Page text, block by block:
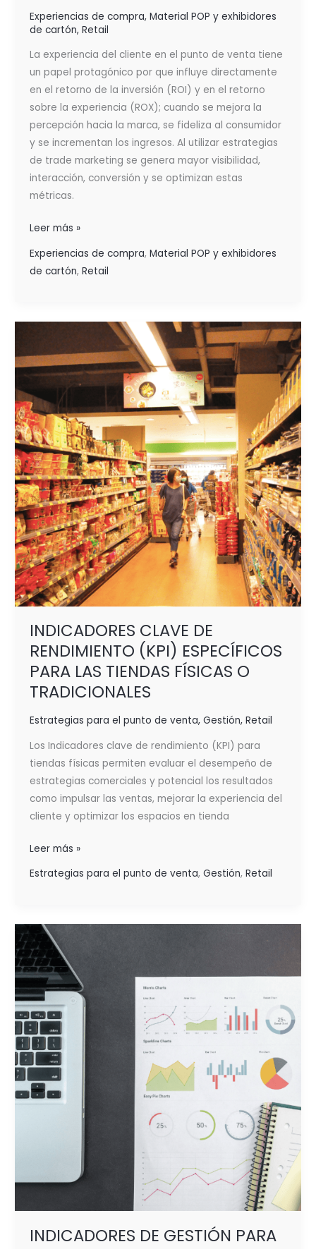
Experiencias de compra, Material POP y exhibidores
de cartón, Retail
La experiencia del cliente en el punto de venta tiene
un papel protagónico por que influye directamente
en el retorno de la inversión (ROI) y en el retorno
sobre la experiencia (ROX); cuando se mejora la
percepción hacia la marca, se fideliza al consumidor
y se incrementan los ingresos. Al utilizar estrategias
de trade marketing se genera mayor visibilidad,
interacción, conversión y se optimizan estas
métricas.
Leer más »
Experiencias de compra, Material POP y exhibidores
de cartón, Retail
INDICADORES CLAVE DE
RENDIMIENTO (KPI) ESPECÍFICOS
PARA LAS TIENDAS FÍSICAS O
TRADICIONALES
Estrategias para el punto de venta, Gestión, Retail
Los Indicadores clave de rendimiento (KPI) para
tiendas físicas permiten evaluar el desempeño de
estrategias comerciales y potencial los resultados
como impulsar las ventas, mejorar la experiencia del
cliente y optimizar los espacios en tienda
DE
RENDIMIENTO
(KPI)
ESPECÍFICOS
PARA
LAS
TIENDAS
FÍSICAS
O
TRADICIONALES
Leer más »
Estrategias para el punto de venta, Gestión, Retail
INDICADORES DE GESTIÓN PARA
INDICADORES
DE
GESTIÓN
PARA
EL
COMERCIO MINORISTA